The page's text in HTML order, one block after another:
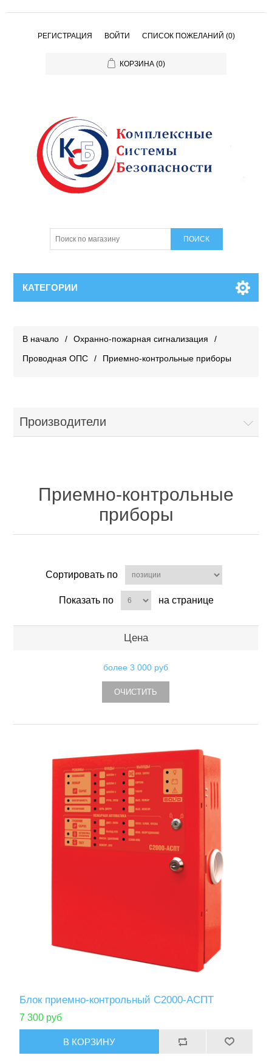
РЕГИСТРАЦИЯ ВОЙТИ СПИСОК ПОЖЕЛАНИЙ (0)
КОРЗИНА (0)
КАТЕГОРИИ
В начало / Охранно-пожарная сигнализация
/
Проводная ОПС
/ Приемно-контрольные приборы
Производители
Приемно-контрольные
приборы
Сортировать по
Показать по на странице
Цена
более3 000 руб
ОЧИСТИТЬ
Блок приемно-контрольный С2000-АСПТ
7 300 руб